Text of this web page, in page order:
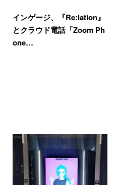
インゲージ、『Re:lation』
とクラウド電話「Zoom Ph
one…